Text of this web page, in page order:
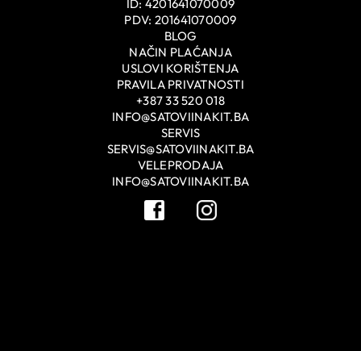
ID: 4201641070009
PDV: 201641070009
BLOG
NAČIN PLAĆANJA
USLOVI KORIŠTENJA
PRAVILA PRIVATNOSTI
+387 33 520 018
INFO@SATOVIINAKIT.BA
SERVIS
SERVIS@SATOVIINAKIT.BA
VELEPRODAJA
INFO@SATOVIINAKIT.BA